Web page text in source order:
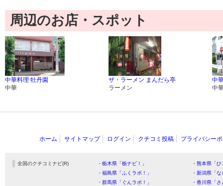
周辺のお店・スポット
中華料理 牡丹園
中華
ザ・ラーメン まんだら亭
ラーメン
中
中
ホーム サイトマップ ログイン クチコミ投稿 プライバシー
全国のクチコミナビ(R) ・栃木県「栃ナビ！」
・熊本県「
・福島県「ふくラボ！」
・新潟県「
・群馬県「ぐんラボ！」
・香川県「